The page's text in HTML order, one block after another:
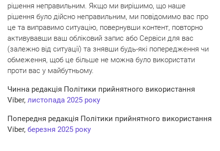
рішення неправильним. Якщо ми вирішимо, що наше
рішення було дійсно неправильним, ми повідомимо вас про
це та виправимо ситуацію, повернувши контент, повторно
активувавши ваш обліковий запис або Сервіси для вас
(залежно від ситуації) та знявши будь-які попередження чи
обмеження, щоб це більше не можна було використати
проти вас у майбутньому.
Чинна редакція Політики прийнятного використання
Viber, листопада 2025 року
Попередня редакція Політики прийнятного використання
Viber, березня 2025 року